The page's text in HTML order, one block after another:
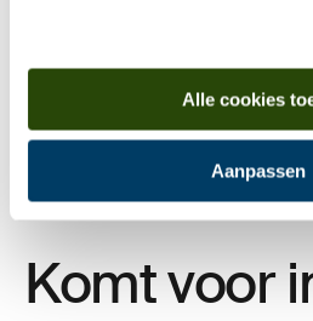
Alle cookies
Aanpassen
Hachulla,Ulrich
Italienisches Selbstbildnis
Komt voor